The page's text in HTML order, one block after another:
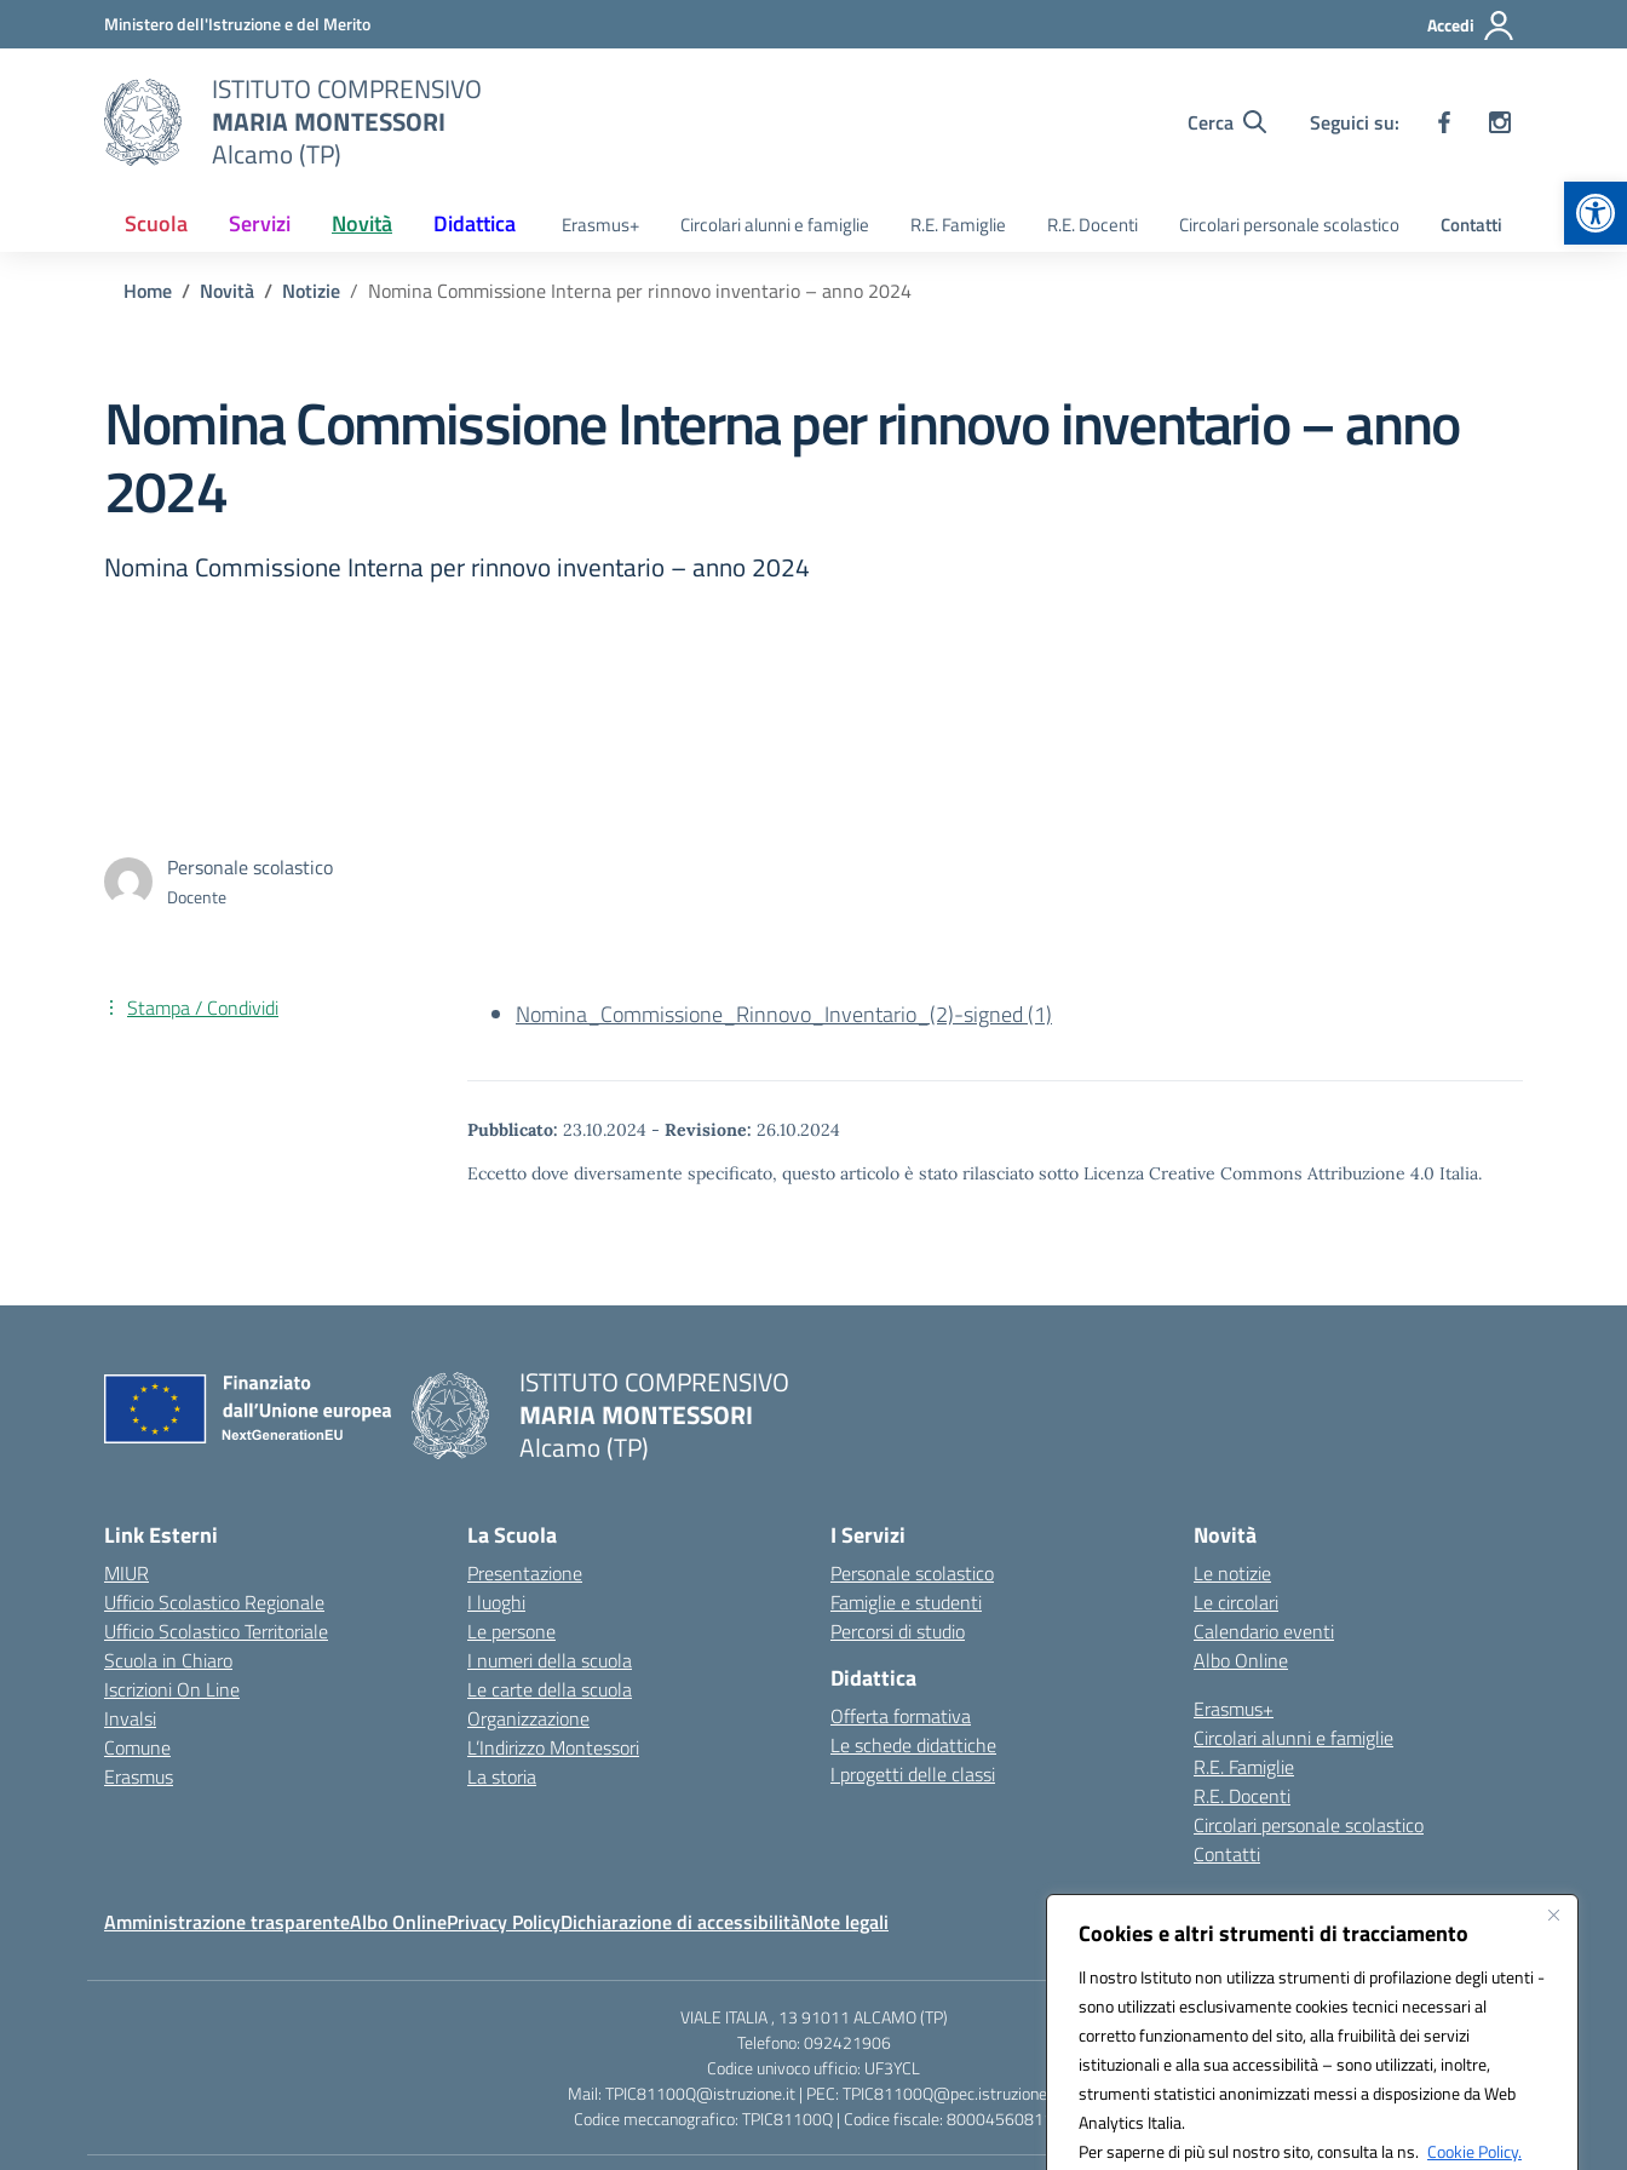
Cookies e altri strumenti di tracciamento
Il nostro Istituto non utilizza strumenti di profilazione degli utenti -
sono utilizzati esclusivamente cookies tecnici necessari al
corretto funzionamento del sito, alla fruibilità dei servizi
istituzionali e alla sua accessibilità – sono utilizzati, inoltre,
strumenti statistici anonimizzati messi a disposizione da Web
Analytics Italia.
Per saperne di più sul nostro sito, consulta la ns. Cookie Policy.
Vai ai contenuti
Vai al menu di navigazioneMinistero dell'Istruzione e del Merito Accedi
ISTITUTO COMPRENSIVO
MARIA MONTESSORI
Alcamo (TP)
Cerca Seguici su:
Scuola Servizi Novità Didattica Erasmus+ Circolari alunni e famiglie R.E. Famiglie R.E. Docenti Circolari personale scolastico Contatti
Home Novità Notizie Nomina Commissione Interna per rinnovo inventario – anno 2024
Nomina Commissione Interna per rinnovo inventario – anno
2024
Nomina Commissione Interna per rinnovo inventario – anno 2024
Personale scolastico
Docente
Nomina_Commissione_Rinnovo_Inventario_(2)-signed (1)
Pubblicato: 23.10.2024 - Revisione: 26.10.2024
Eccetto dove diversamente specificato, questo articolo è stato rilasciato sotto Licenza Creative Commons Attribuzione 4.0 Italia.
Stampa / Condividi
ISTITUTO COMPRENSIVO
MARIA MONTESSORI
Alcamo (TP)
Link Esterni
MIUR
Ufficio Scolastico Regionale
Ufficio Scolastico Territoriale
Scuola in Chiaro
Iscrizioni On Line
Invalsi
Comune
Erasmus
La Scuola
Presentazione
I luoghi
Le persone
I numeri della scuola
Le carte della scuola
Organizzazione
L’Indirizzo Montessori
La storia
I Servizi
Personale scolastico
Famiglie e studenti
Percorsi di studio
Didattica
Offerta formativa
Le schede didattiche
I progetti delle classi
Novità
Le notizie
Le circolari
Calendario eventi
Albo Online
Erasmus+
Circolari alunni e famiglie
R.E. Famiglie
R.E. Docenti
Circolari personale scolastico
Contatti
Amministrazione trasparenteAlbo OnlinePrivacy PolicyDichiarazione di accessibilitàNote legali Seguici su:
VIALE ITALIA , 13 91011 ALCAMO (TP)
Telefono: 092421906
Codice univoco ufficio: UF3YCL
Mail: TPIC81100Q@istruzione.it | PEC: TPIC81100Q@pec.istruzione.it
Codice meccanografico: TPIC81100Q | Codice fiscale: 80004560811